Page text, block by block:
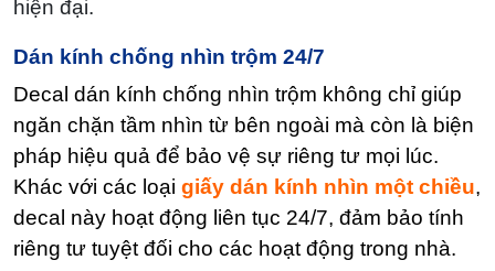
hiện đại.
Dán kính chống nhìn trộm 24/7
Decal dán kính chống nhìn trộm không chỉ giúp
ngăn chặn tầm nhìn từ bên ngoài mà còn là biện
pháp hiệu quả để bảo vệ sự riêng tư mọi lúc.
Khác với các loại giấy dán kính nhìn một chiều,
decal này hoạt động liên tục 24/7, đảm bảo tính
riêng tư tuyệt đối cho các hoạt động trong nhà.